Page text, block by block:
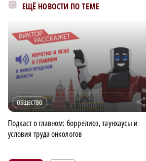
ЕЩЁ НОВОСТИ ПО ТЕМЕ
ОБЩЕСТВО r
Подкаст о главном: боррелиоз, таунхаусы и
условия труда онкологов